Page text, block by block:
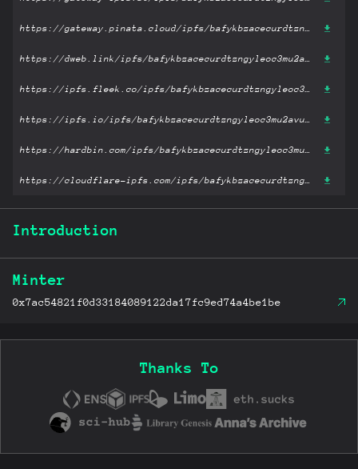
Introduction
Minter
0x7ac54821f0d33184089122da17fc9ed74a4be1be
Thanks To